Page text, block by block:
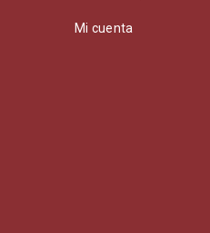
Mi cuenta